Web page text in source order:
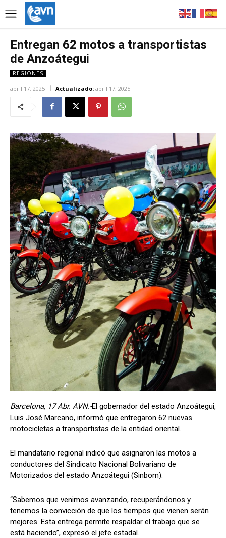
Entregan 62 motos a transportistas
de Anzoátegui
REGIONES
abril 17, 2025 Actualizado: abril 17, 2025
Barcelona, 17 Abr. AVN.-El gobernador del estado Anzoátegui,
Luis José Marcano, informó que entregaron 62 nuevas
motocicletas a transportistas de la entidad oriental.
El mandatario regional indicó que asignaron las motos a
conductores del Sindicato Nacional Bolivariano de
Motorizados del estado Anzoátegui (Sinbom).
“Sabemos que venimos avanzando, recuperándonos y
tenemos la convicción de que los tiempos que vienen serán
mejores. Esta entrega permite respaldar el trabajo que se
está haciendo”, expresó el jefe estadal.